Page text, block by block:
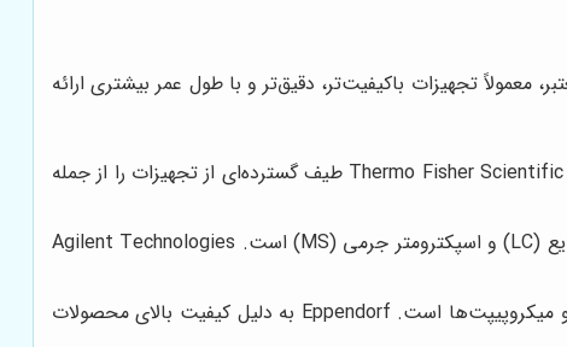
تجهیزات باکیفیت‌تر، دقیق‌تر و با طول عمر بیشتری ارائه
این شرکت یکی از بزرگترین و معتبرترین تولیدکنندگان تجهیزات آزمایشگاهی در جهان است. Thermo Fisher Scientific طیف گسترده‌ای از تجهیزات را از جمله
این شرکت متخصص در تولید دستگاه‌های تحلیلی مانند کروماتوگراف گازی (GC)، کروماتوگراف مایع (LC) و اسپکترومتر جرمی (MS) است. Agilent Technologies
این شرکت آلمانی متخصص در تولید تجهیزات مورد استفاده در علوم زیستی مانند سانتریفیوژها، انکوباتورها، و میکروپیپت‌ها است. Eppendorf به دلیل کیفیت بالای محصولات